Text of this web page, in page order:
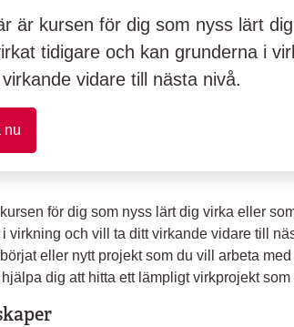
är kursen för dig som nyss lärt
tidigare och kan grunderna i
vidare till nästa nivå.
nu
för dig som nyss lärt dig virka eller
virkning och vill ta ditt virkande vidare till
eller nytt projekt som du vill arbeta
dig att hitta ett lämpligt virkprojekt